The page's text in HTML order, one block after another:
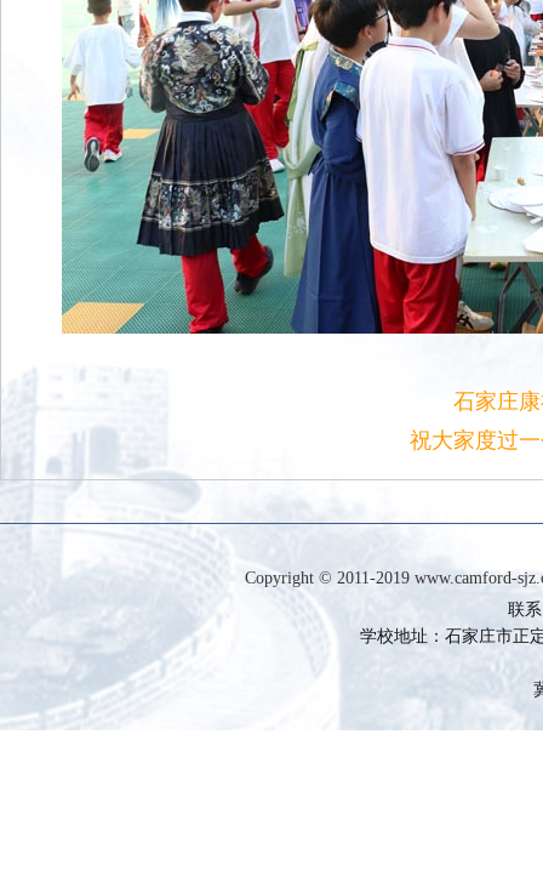
石家庄
祝大家度过
Copyright © 2011-2019 www.camford-
联
学校地址：石家庄市正